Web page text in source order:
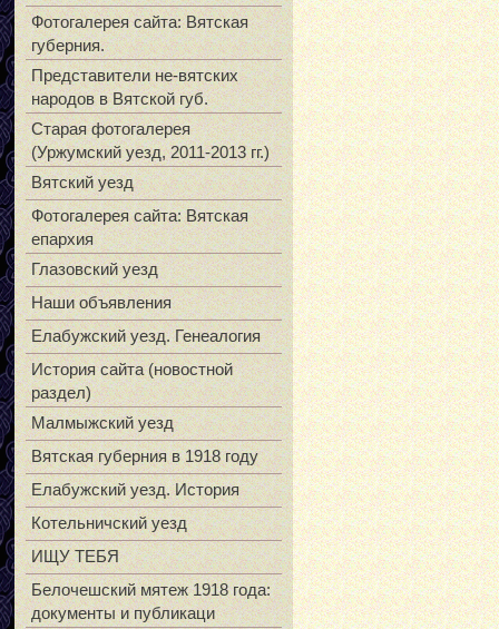
Фотогалерея сайта: Вятская
губерния.
Представители не-вятских
народов в Вятской губ.
Старая фотогалерея
(Уржумский уезд, 2011-2013 гг.)
Вятский уезд
Фотогалерея сайта: Вятская
епархия
Глазовский уезд
Наши объявления
Елабужский уезд. Генеалогия
История сайта (новостной
раздел)
Малмыжский уезд
Вятская губерния в 1918 году
Елабужский уезд. История
Котельничский уезд
ИЩУ ТЕБЯ
Белочешский мятеж 1918 года:
документы и публикаци